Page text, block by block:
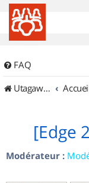
FAQ
UtagawaVTT (Randos VTT et VTTAE avec traces GPS)
[Edge
Modérateur :